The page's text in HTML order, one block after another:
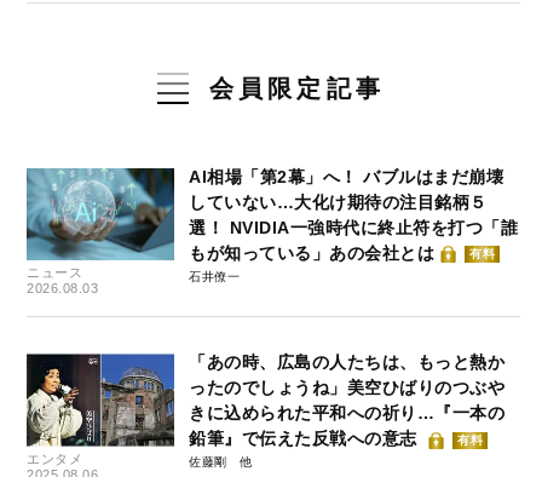
会員限定記事
ニュース
2026.08.03
AI相場「第2幕」へ！ バブルはまだ崩壊
していない…大化け期待の注目銘柄５
選！ NVIDIA一強時代に終止符を打つ「誰
もが知っている」あの会社とは
有料
石井僚一
エンタメ
「あの時、広島の人たちは、もっと熱か
ったのでしょうね」美空ひばりのつぶや
きに込められた平和への祈り…『一本の
鉛筆』で伝えた反戦への意志
有料
佐藤剛